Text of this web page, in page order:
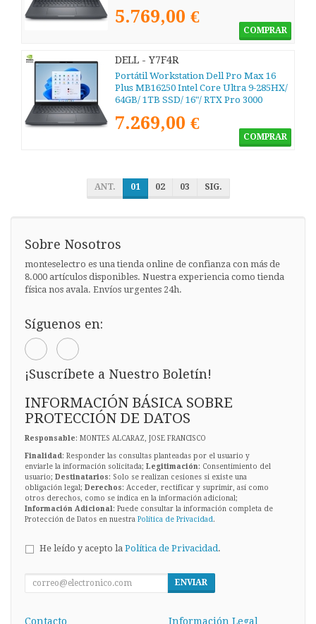
5.769,00 €
COMPRAR
DELL - Y7F4R
Portátil Workstation Dell Pro Max 16
Plus MB16250 Intel Core Ultra 9-285HX/
64GB/ 1TB SSD/ 16"/ RTX Pro 3000
7.269,00 €
COMPRAR
ANT. 01 02 03 SIG.
Sobre Nosotros
monteselectro es una tienda online de confianza con más de
8.000 artículos disponibles. Nuestra experiencia como tienda
física nos avala. Envíos urgentes 24h.
Síguenos en:
¡Suscríbete a Nuestro Boletín!
INFORMACIÓN BÁSICA SOBRE
PROTECCIÓN DE DATOS
Responsable: MONTES ALCARAZ, JOSE FRANCISCO
Finalidad : Responder las consultas planteadas por el usuario y
enviarle la información solicitada; Legitimación: Consentimiento del
usuario; Destinatarios: Solo se realizan cesiones si existe una
obligación legal; Derechos: Acceder, rectificar y suprimir, así como
otros derechos, como se indica en la información adicional;
Información Adicional : Puede consultar la información completa de
Protección de Datos en nuestra Política de Privacidad .
He leído y acepto la Política de Privacidad .
ENVIAR
Contacto Información Legal